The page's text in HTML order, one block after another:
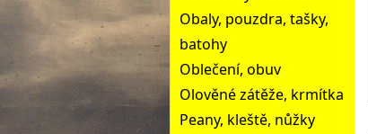
Obaly, pouzdra, tašky,
batohy
Oblečení, obuv
Olověné zátěže, krmítka
Peany, kleště, nůžky